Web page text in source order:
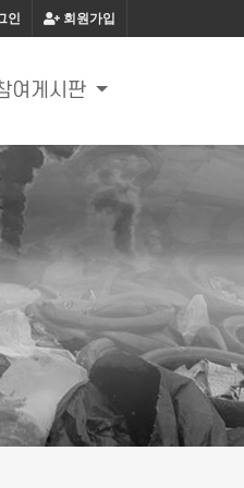
회원가입
인
여게시판